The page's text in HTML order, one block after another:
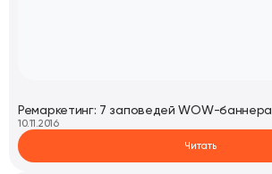
Ремаркетинг: 7 заповедей WOW-баннера
10.11.2016
Читать